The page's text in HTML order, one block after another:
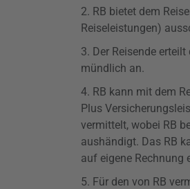
2. RB bietet dem
Reiseleistungen)
3. Der Reisende
mündlich an.
4. RB kann mit dem
Plus
vermittelt, wobei RB
aushändigt. Das RB
auf eigene Rechnung
5. Für den von RB